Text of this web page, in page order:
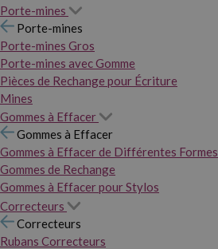
Porte-mines
Porte-mines
Porte-mines Gros
Porte-mines avec Gomme
Pièces de Rechange pour Écriture
Mines
Gommes à Effacer
Gommes à Effacer
Gommes à Effacer de Différentes Formes
Gommes de Rechange
Gommes à Effacer pour Stylos
Correcteurs
Correcteurs
Rubans Correcteurs